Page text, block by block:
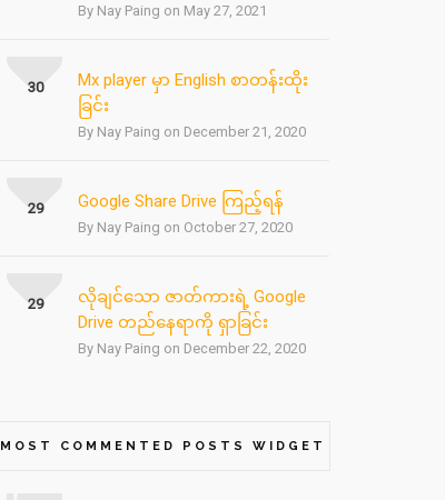
By Nay Paing on May 27, 2021
Mx player မှာ English စာတန်းထိုး
ခြင်း
By Nay Paing on December 21, 2020
30
Google Share Drive ကြည့်ရန်
By Nay Paing on October 27, 2020
29
လိုချင်သော ဇာတ်ကားရဲ့ Google
Drive တည်နေရာကို ရှာခြင်း
By Nay Paing on December 22, 2020
29
MOST COMMENTED POSTS WIDGET